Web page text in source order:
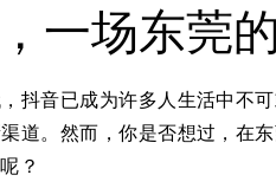
一场东莞
抖音已成为许多人生活中不
道。然而，你是否想过，在
？